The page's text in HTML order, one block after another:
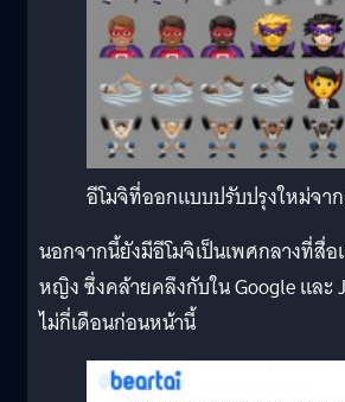
อีโมจิที่ออกแบบปรับปรุงใหม่จา
นอกจากนี้ยังมีอีโมจิเป็นเพศกลางที่สื่
หญิง ซึ่งคล้ายคลึงกับใน Google และ
ไม่กี่เดือนก่อนหน้านี้